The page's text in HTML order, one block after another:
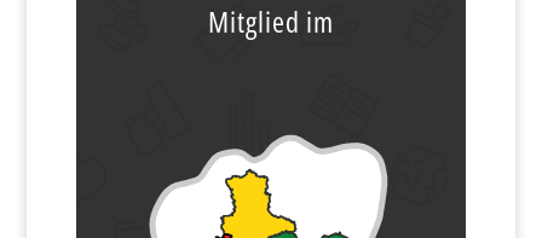
Mitglied im